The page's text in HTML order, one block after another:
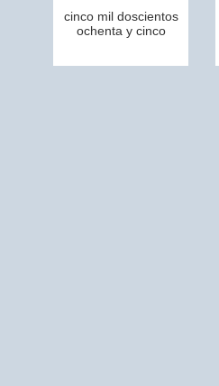
cinco mil doscientos
ochenta y cinco